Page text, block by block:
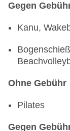
Gegen
Kanu,
Ohne Gebühr
Pilates
Gegen